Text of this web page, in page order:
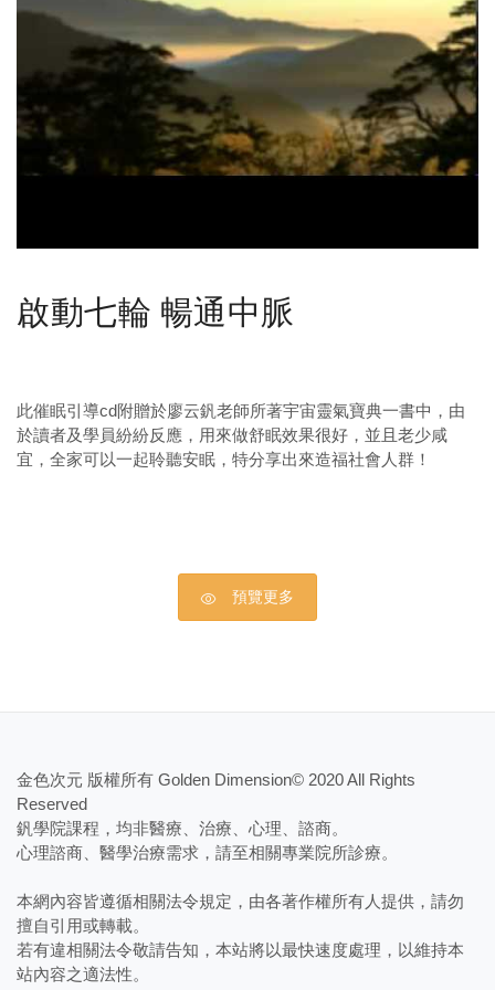
啟動七輪 暢通中脈
此催眠引導cd附贈於廖云釩老師所著宇宙靈氣寶典一書中，由
於讀者及學員紛紛反應，用來做舒眠效果很好，並且老少咸
宜，全家可以一起聆聽安眠，特分享出來造福社會人群！
預覽更多
金色次元 版權所有 Golden Dimension© 2020 All Rights
Reserved
釩學院課程，均非醫療、治療、心理、諮商。
​心理諮商、醫學治療需求，請至相關專業院所診療。
本網內容皆遵循相關法令規定，由各著作權所有人提供，請勿
擅自引用或轉載。
若有違相關法令敬請告知，本站將以最快速度處理，以維持本
站內容之適法性。